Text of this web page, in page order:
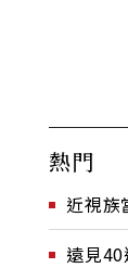
熱門
近視族
遠見